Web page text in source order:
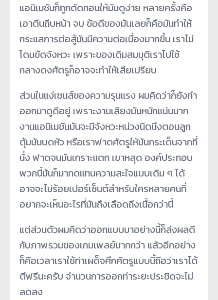
แอนิเมชันก็ถูกตัดทอนให้มันดูง่าย หลายครั้งคือ
เอาตีนถีบหน้า จบ ข้อดีของมันเลยก็คือมันทำให้
กระแสการต่อสู้มันมีความต่อเนื่องมากขึ้น เราไม่
โดนขัดจังหวะ เพราะของเดิมสมมุติเราไปใช้
กลางดงศัตรูก็อาจจะทำให้เสียเปรียบ
ส่วนในแง่เซนส์ของความรุนแรง ผมคิดว่าก็ยังทำ
ออกมาดูดีอยู่ เพราะงานเสียงมันหนักแน่นมาก
งานแอนิเมชันมันจะมีจังหวะหน่วงนิดนึงตอนลูก
ตุ้มมันบดหัว หรือเราฟาดศัตรูให้มันกระเด็นจากที่
นั่ง ฟาดจนมันเกราะแตก เขาหลุด องค์ประกอบ
พวกนี้มันก็มาทดแทนความสะใจแบบเดิม ๆ ได้
อาจจะไม่ร้อยเปอร์เซ็นต์สำหรับใครหลายคนที่
อยากจะเห็นอะไรที่มันถึงเลือดถึงเนื้อกว่านี้
แต่ส่วนตัวผมคิดว่าออกแบบมาอย่างนี้ก็ส่งผลดี
กับภาพรวมของเกมเพลย์มากกว่า แล้วอีกอย่าง
ก็คือเวลาเราใช้ท่าเผด็จศึกศัตรูแบบนี้ถือว่าเราได้
ตีฟรีนะครับ จำนวนการออกท่าระยะประชิดจะไม่
ลดลง